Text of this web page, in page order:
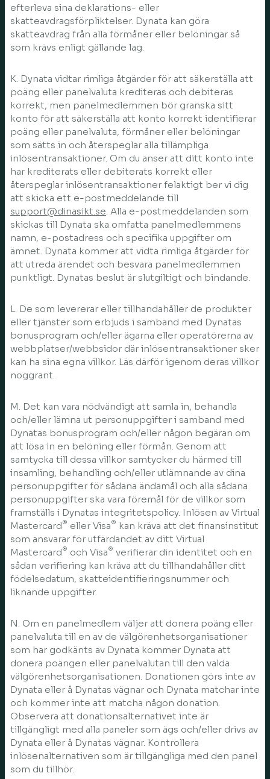
efterleva sina deklarations- eller
skatteavdragsförpliktelser. Dynata kan göra
skatteavdrag från alla förmåner eller belöningar så
som krävs enligt gällande lag.
K. Dynata vidtar rimliga åtgärder för att säkerställa att
poäng eller panelvaluta krediteras och debiteras
korrekt, men panelmedlemmen bör granska sitt
konto för att säkerställa att konto korrekt identifierar
poäng eller panelvaluta, förmåner eller belöningar
som sätts in och återspeglar alla tillämpliga
inlösentransaktioner. Om du anser att ditt konto inte
har krediterats eller debiterats korrekt eller
återspeglar inlösentransaktioner felaktigt ber vi dig
att skicka ett e-postmeddelande till
support@dinasikt.se. Alla e-postmeddelanden som
skickas till Dynata ska omfatta panelmedlemmens
namn, e-postadress och specifika uppgifter om
ämnet. Dynata kommer att vidta rimliga åtgärder för
att utreda ärendet och besvara panelmedlemmen
punktligt. Dynatas beslut är slutgiltigt och bindande.
L. De som levererar eller tillhandahåller de produkter
eller tjänster som erbjuds i samband med Dynatas
bonusprogram och/eller ägarna eller operatörerna av
webbplatser/webbsidor där inlösentransaktioner sker
kan ha sina egna villkor. Läs därför igenom deras villkor
noggrant.
M. Det kan vara nödvändigt att samla in, behandla
och/eller lämna ut personuppgifter i samband med
Dynatas bonusprogram och/eller någon begäran om
att lösa in en belöning eller förmån. Genom att
samtycka till dessa villkor samtycker du härmed till
insamling, behandling och/eller utlämnande av dina
personuppgifter för sådana ändamål och alla sådana
personuppgifter ska vara föremål för de villkor som
framställs i Dynatas integritetspolicy. Inlösen av Virtual
Mastercard® eller Visa® kan kräva att det finansinstitut
som ansvarar för utfärdandet av ditt Virtual
Mastercard® och Visa® verifierar din identitet och en
sådan verifiering kan kräva att du tillhandahåller ditt
födelsedatum, skatteidentifieringsnummer och
liknande uppgifter.
N. Om en panelmedlem väljer att donera poäng eller
panelvaluta till en av de välgörenhetsorganisationer
som har godkänts av Dynata kommer Dynata att
donera poängen eller panelvalutan till den valda
välgörenhetsorganisationen. Donationen görs inte av
Dynata eller å Dynatas vägnar och Dynata matchar inte
och kommer inte att matcha någon donation.
Observera att donationsalternativet inte är
tillgängligt med alla paneler som ägs och/eller drivs av
Dynata eller å Dynatas vägnar. Kontrollera
inlösenalternativen som är tillgängliga med den panel
som du tillhör.